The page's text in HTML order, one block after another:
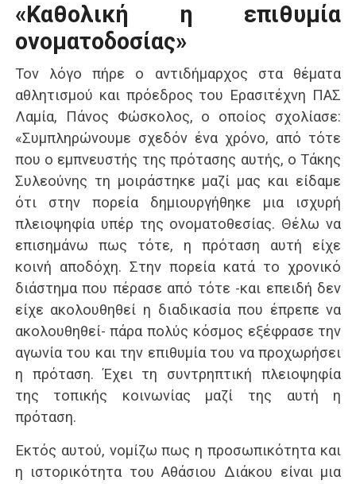
«Καθολική η επιθυμία
ονοματοδοσίας»
Τον λόγο πήρε ο αντιδήμαρχος στα θέματα
αθλητισμού και πρόεδρος του Ερασιτέχνη ΠΑΣ
Λαμία, Πάνος Φώσκολος, ο οποίος σχολίασε:
«Συμπληρώνουμε σχεδόν ένα χρόνο, από τότε
που ο εμπνευστής της πρότασης αυτής, ο Τάκης
Συλεούνης τη μοιράστηκε μαζί μας και είδαμε
ότι στην πορεία δημιουργήθηκε μια ισχυρή
πλειοψηφία υπέρ της ονοματοθεσίας. Θέλω να
επισημάνω πως τότε, η πρόταση αυτή είχε
κοινή αποδόχη. Στην πορεία κατά το χρονικό
διάστημα που πέρασε από τότε -και επειδή δεν
είχε ακολουθηθεί η διαδικασία που έπρεπε να
ακολουθηθεί- πάρα πολύς κόσμος εξέφρασε την
αγωνία του και την επιθυμία του να προχωρήσει
η πρόταση. Έχει τη συντρηπτική πλειοψηφία
της τοπικής κοινωνίας μαζί της αυτή η
πρόταση.
Εκτός αυτού, νομίζω πως η προσωπικότητα και
η ιστορικότητα του Αθάσιου Διάκου είναι μια